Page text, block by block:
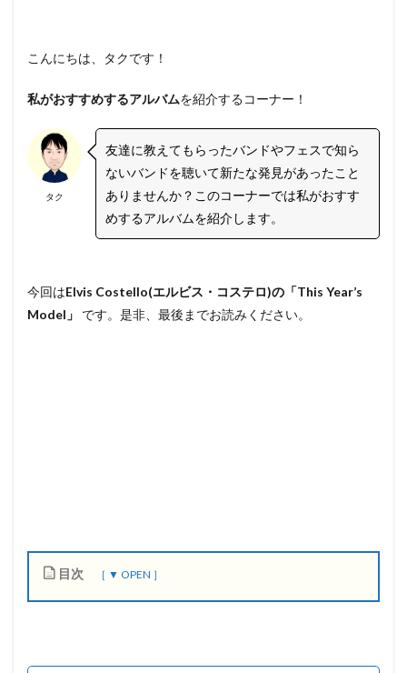
こんにちは、タクです！
私がおすすめするアルバムを紹介するコーナー！
タク
友達に教えてもらったバンドやフェスで知ら
ないバンドを聴いて新たな発見があったこと
ありませんか？このコーナーでは私がおすす
めするアルバムを紹介します。
今回はElvis Costello(エルビス・コステロ)の「This Year’s
Model」 です。是非、最後までお読みください。
目次
ケ